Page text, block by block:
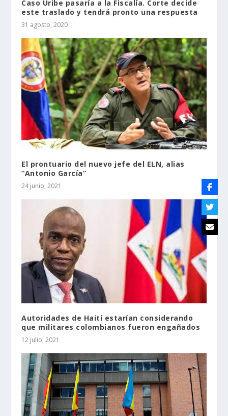
Caso Uribe pasaría a la Fiscalía. Corte decide
este traslado y tendrá pronto una respuesta
31 agosto, 2020
El prontuario del nuevo jefe del ELN, alias
“Antonio García”
24 junio, 2021
Autoridades de Haití estarían considerando
que militares colombianos fueron engañados
12 julio, 2021